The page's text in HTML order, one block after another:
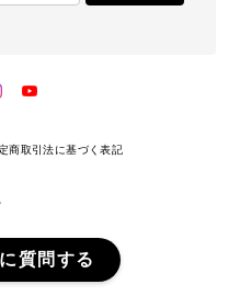
商取引法に基づく表記
質問する